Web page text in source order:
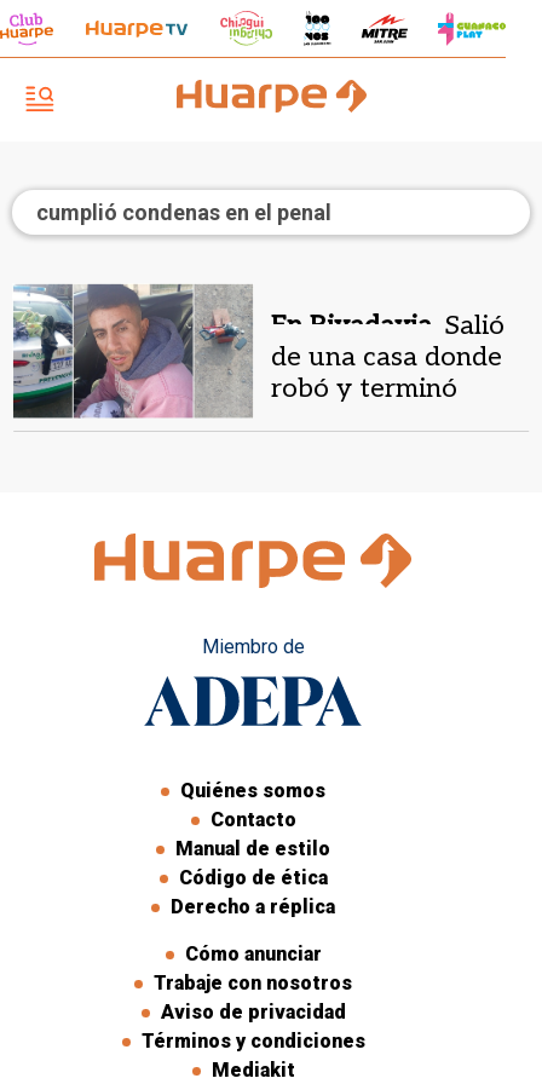
cumplió condenas en el penal
En Rivadavia. Salió
de una casa donde
robó y terminó
Miembro de
Quiénes somos
Contacto
Manual de estilo
Código de ética
Derecho a réplica
Cómo anunciar
Trabaje con nosotros
Aviso de privacidad
Términos y condiciones
Mediakit